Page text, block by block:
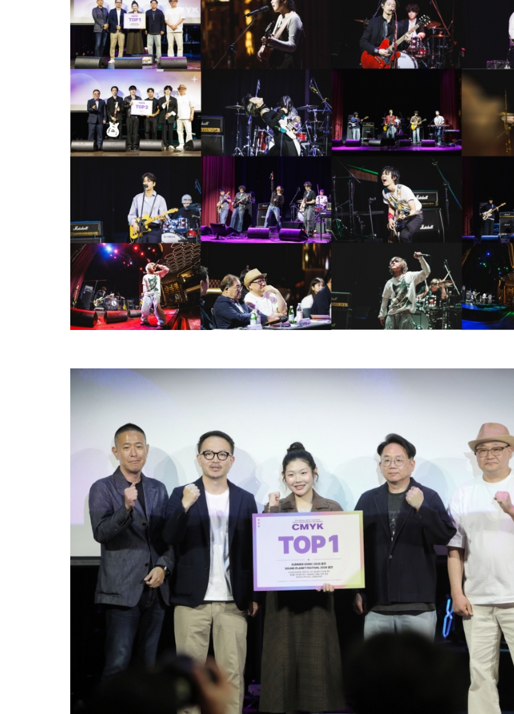
방금 전
| MBC ‘전지적 참견 시점’ 리센느, 화장실 1개→3개! 99평 새 숙소에서 펼쳐지는 5인 5색 리얼 일상 최초 공개!
| '지금 불륜' 김지훈, 사건 수습에 5억원 요구까지…벼랑 끝 '연쇄 폭주'
| 초록우산, KBS와 '동행' 여름방학 특집 방송